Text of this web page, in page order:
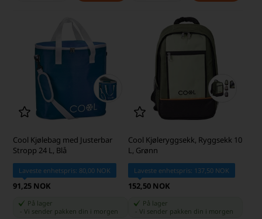
Cool Kjølebag med Justerbar
Stropp 24 L, Blå
Laveste enhetspris: 80,00 NOK
91,25 NOK
På lager
-Vi sender pakken din i morgen
Cool Kjøleryggsekk, Ryggsekk 10
L, Grønn
Laveste enhetspris: 137,50 NOK
152,50 NOK
På lager
Vi sender pakken din i morgen